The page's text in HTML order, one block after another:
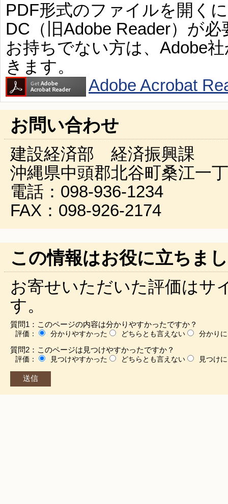
PDF形式のファイルを開く
DC（旧Adobe Reader）が必
お持ちでない方は、Adobe
きます。
Adobe Acrobat
お問い合わせ
建設経済部 経済振興課
沖縄県中頭郡北谷町桑江一
電話：098-936-1234
FAX：098-926-2174
この情報はお役に立ちま
お寄せいただいた評価はサ
す。
質問1：このページの内容は分かりやすかったですか？
評価： 分かりやすかった どちらとも言えない 分かり
質問2：このページは見つけやすかったですか？
評価： 見つけやすかった どちらとも言えない 見つけ